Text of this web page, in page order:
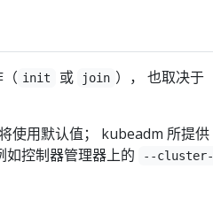
init 或 join ）， 也取决于
使用默认值； kubeadm 所提供
如控制器管理器上的
--cluster-